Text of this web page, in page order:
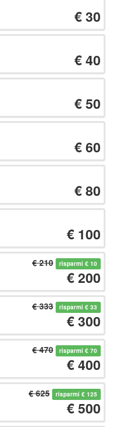
€ 30
€ 40
€ 50
€ 60
€ 80
€ 100
€ 210 risparmi € 10
€ 200
€ 333 risparmi € 33
€ 300
€ 470 risparmi € 70
€ 400
€ 625 risparmi € 125
€ 500